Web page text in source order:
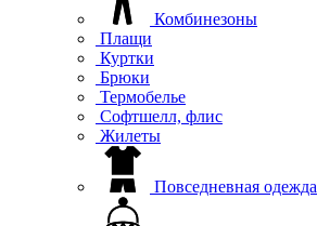
Комбинезоны
Плащи
Куртки
Брюки
Термобелье
Софтшелл, флис
Жилеты
Повседневная одежда